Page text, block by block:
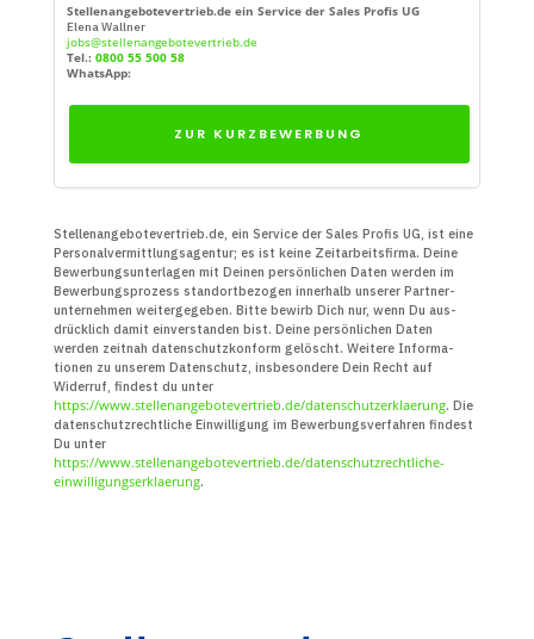
Stellenangebotevertrieb.de ein Service der Sales Profis UG
Elena Wallner
jobs@stellenangebotevertrieb.de
Tel.: 0800 55 500 58
WhatsApp:
ZUR KURZBEWERBUNG
Stellenangebotevertrieb.de, ein Service der Sales Profis UG, ist eine
Personal­vermittlungs­agentur; es ist keine Zeit­arbeits­firma. Deine
Bewerbungs­unter­lagen mit Deinen persön­lichen Daten werden im
Bewerbungs­prozess standort­bezogen innerhalb unserer Partner­
unter­nehmen weiter­gegeben. Bitte bewirb Dich nur, wenn Du aus­
drücklich damit ein­verstanden bist. Deine persön­lichen Daten
werden zeitnah daten­schutz­konform gelöscht. Weitere Infor­ma­
tionen zu unserem Daten­schutz, insbe­sondere Dein Recht auf
Widerruf, findest du unter
https://www.stellenangebotevertrieb.de/datenschutzerklaerung. Die
daten­schutz­recht­liche Ein­willigung im Bewerbungs­verfahren findest
Du unter
https://www.stellenangebotevertrieb.de/datenschutzrechtliche-
einwilligungserklaerung.